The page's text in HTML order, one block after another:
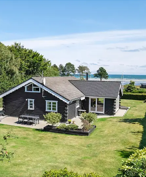
Ferienhaus am Kattegat